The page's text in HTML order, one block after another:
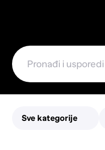
Sve kategorije